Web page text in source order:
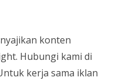
konten
Hubungi kami di
kerja sama iklan